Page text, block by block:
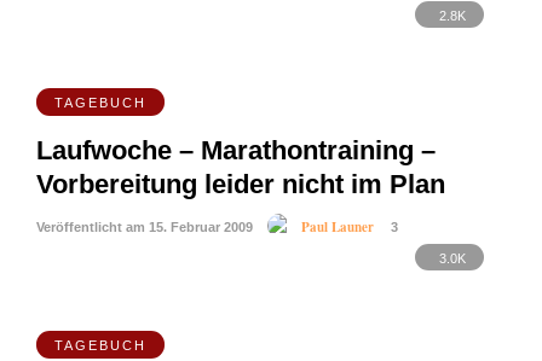
2.8K
TAGEBUCH
Laufwoche – Marathontraining –
Vorbereitung leider nicht im Plan
Veröffentlicht am 15. Februar 2009 Paul Launer 3
3.0K
TAGEBUCH